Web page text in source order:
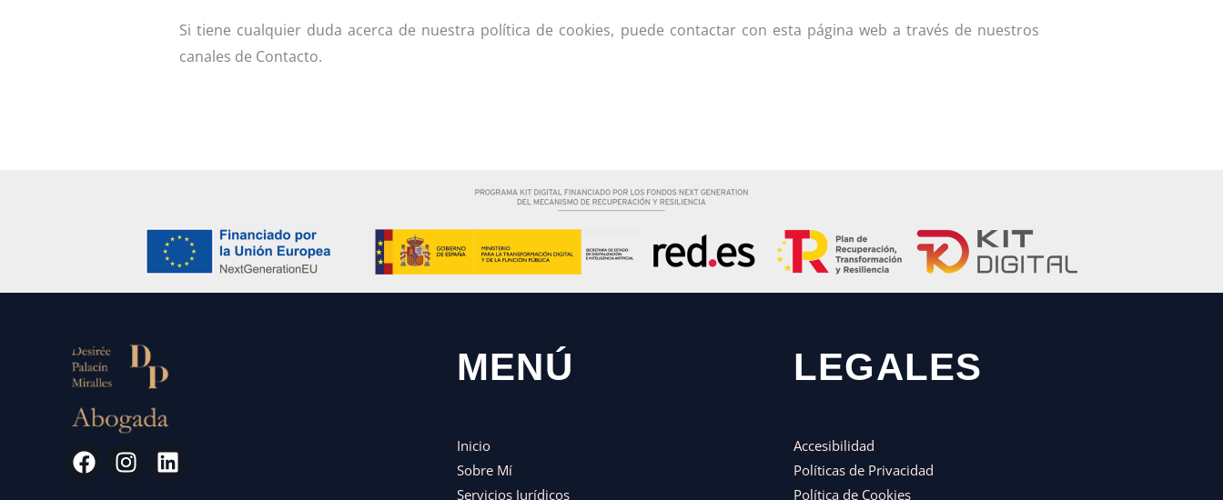
Si tiene cualquier duda acerca de nuestra política de cookies, puede contactar con esta página web a través de nuestros
canales de Contacto.
MENÚ
Inicio
Sobre Mí
Servicios Jurídicos
LEGALES
Accesibilidad
Políticas de Privacidad
Política de Cookies